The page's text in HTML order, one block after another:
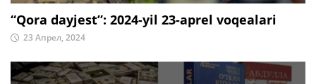
“Qora dayjest”: 2024-yil 23-aprel voqealari
23 Апрел, 2024